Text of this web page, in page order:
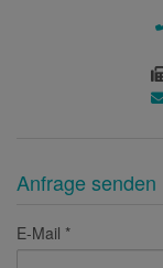
Anfrage senden
E-Mail